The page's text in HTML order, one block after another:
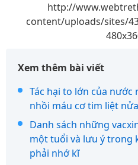
http://
content/uploads/sites/
Xem thêm bài viết
Tác hại to lớn của
nhồi máu cơ tim liệt
Danh sách những
một tuổi và lưu ý trong
phải nhớ kĩ